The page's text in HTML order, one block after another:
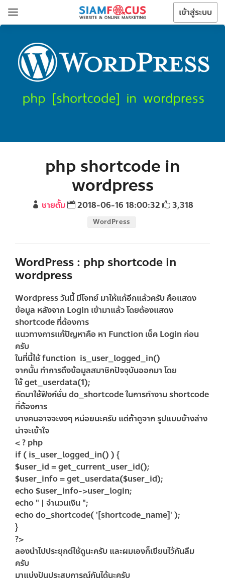
เข้าสู่ระบบ
php shortcode in
wordpress
ชายตั้ม 2018-06-16 18:00:32 3,318
WordPress
WordPress : php shortcode in
wordpress
Wordpress วันนี้ มีโจทย์ มาให้แก้อีกแล้วครับ คือแสดง
ข้อมูล หลังจาก Login เข้ามาแล้ว โดยต้องแสดง
shortcode ที่ต้องการ
แนวทางการแก้ปัญหาคือ หา Function เช็ค Login ก่อน
ครับ
ในที่นี้ใช้ function is_user_logged_in()
จากนั้น ทำการดึงข้อมูลสมาชิกปัจจุบันออกมา โดย
ใช้get_userdata(1);
ถัดมาใช้ฟังก์ชั่นdo_shortcodeในการทำงาน shortcode
ที่ต้องการ
บางคนอาจจะงงๆ หน่อยนะครับ แต่ถ้าดูจาก รูปแบบข้างล่าง
น่าจะเข้าใจ
< ? php
if ( is_user_logged_in() ) {
$user_id = get_current_user_id();
$user_info = get_userdata($user_id);
echo $user_info->user_login;
echo " | จำนวนเงิน ";
echo do_shortcode( '[shortcode_name]' );
}
?>
ลองนำไปประยุกต์ใช้ดูนะครับ และผมเองก็เขียนไว้กันลืม
ครับ
มาแบ่งปันประสบการณ์กันได้นะครับ